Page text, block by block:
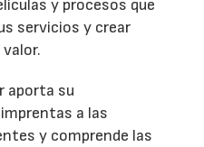
y procesos que
servicios y crear
aporta su
a las
y comprende las